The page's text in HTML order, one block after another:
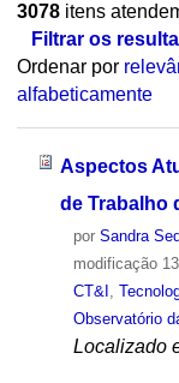
3078itens
Filtrar os
Ordenar por
alfabeticamente
Aspectos
de Trabalho
por Sandra
modificação
CT&I
Observatório
Localizado